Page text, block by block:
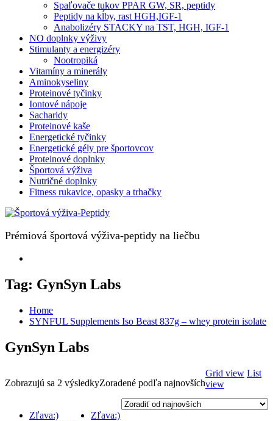
Spaľovače tukov PPAR GW, SR, peptidy
Peptidy na kĺby, rast HGH,IGF-1
Anabolizéry STACKY na TST, HGH, IGF-1
NO doplnky výživy
Stimulanty a energizéry
Nootropiká
Vitamíny a minerály
Aminokyseliny
Proteinové tyčinky
Iontové nápoje
Sacharidy
Proteinové kaše
Energetické tyčinky
Energetické gély pre športovcov
Proteinové doplnky
Športová výživa
Nutričné doplnky
Fitness rukavice, opasky a trhačky
Prémiová športová výživa-peptidy na liečbu
Tag: GynSyn Labs
Home
SYNFUL Supplements Iso Beast 837g – whey protein isolate
GynSyn Labs
Zobrazujú sa 2 výsledkyZoradené podľa najnovších
Grid view List
view
Zľava:) Zľava:)